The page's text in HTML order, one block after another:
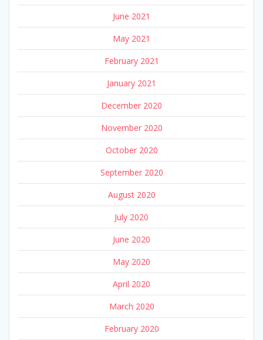
June 2021
May 2021
February 2021
January 2021
December 2020
November 2020
October 2020
September 2020
August 2020
July 2020
June 2020
May 2020
April 2020
March 2020
February 2020